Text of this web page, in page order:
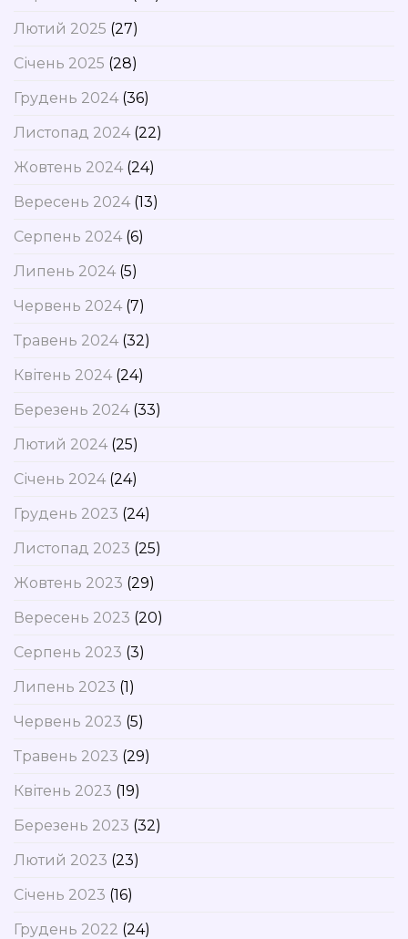
Лютий 2025 (27)
Січень 2025 (28)
Грудень 2024(36)
Листопад 2024(22)
Жовтень 2024(24)
Вересень 2024(13)
Серпень 2024(6)
Липень 2024(5)
Червень 2024(7)
Травень 2024(32)
Квітень 2024(24)
Березень 2024(33)
Лютий 2024(25)
Січень 2024(24)
Грудень 2023 (24)
Листопад 2023 (25)
Жовтень 2023 (29)
Вересень 2023 (20)
Серпень 2023 (3)
Липень 2023 (1)
Червень 2023 (5)
Травень 2023 (29)
Квітень 2023 (19)
Березень 2023 (32)
Лютий 2023 (23)
Січень 2023 (16)
Грудень 2022 (24)